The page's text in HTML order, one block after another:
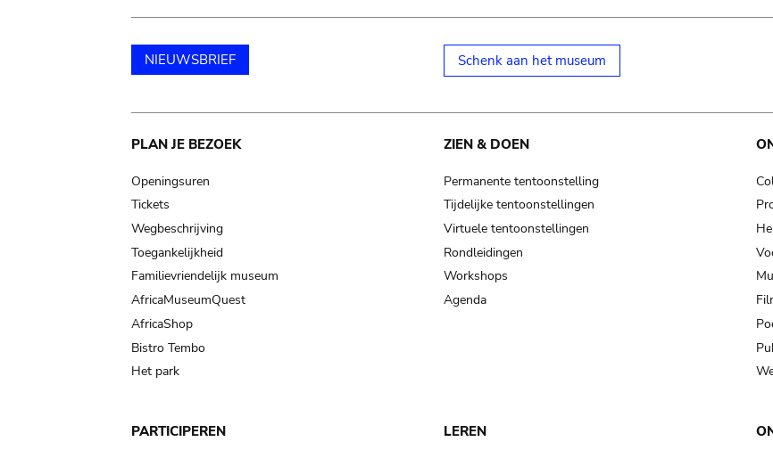
cooking-pot
cooking-pot
frying pan
frying pan; roaster pan
cup; holllow vessel
NIEUWSBRIEF Schenk aan het museum
Main
navigation
PLAN JE BEZOEK
Openingsuren
Tickets
Wegbeschrijving
Toegankelijkheid
Familievriendelijk museum
AfricaMuseumQuest
AfricaShop
Bistro Tembo
Het park
ZIEN & DOEN
Permanente tentoonstelling
Tijdelijke tentoonstellingen
Virtuele tentoonstellingen
Rondleidingen
Workshops
Agenda
PARTICIPEREN LEREN